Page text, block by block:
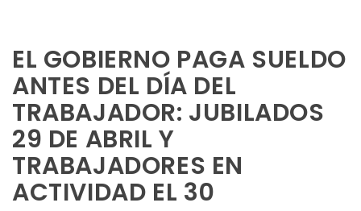
EL GOBIERNO PAGA SUELDO
ANTES DEL DÍA DEL
TRABAJADOR: JUBILADOS
29 DE ABRIL Y
TRABAJADORES EN
ACTIVIDAD EL 30